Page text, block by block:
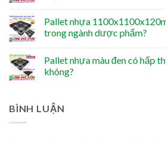
Pallet nhựa
trong ngành dược phẩm?
Pallet nhựa màu đen có hấp
không?
BÌNH LUẬN